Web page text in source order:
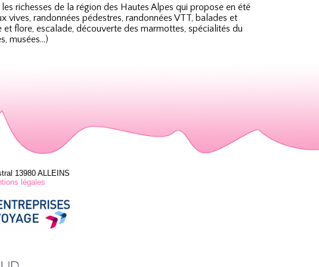
richesses de la région des Hautes Alpes qui propose en été
vives, randonnées pédestres, randonnées VTT, balades et
et flore, escalade, découverte des marmottes, spécialités du
musées…)
13980 ALLEINS
légales